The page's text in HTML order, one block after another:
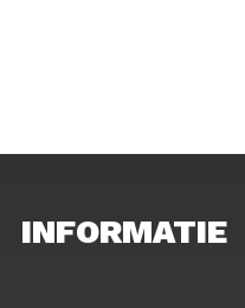
INFORMATIE